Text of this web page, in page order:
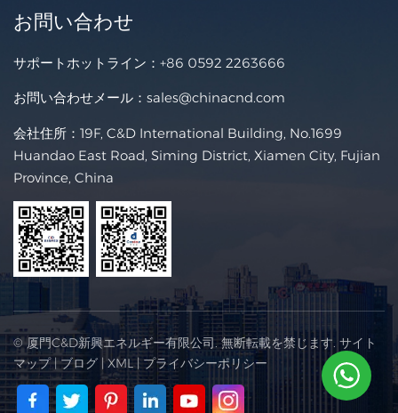
お問い合わせ
サポートホットライン： +86 0592 2263666
お問い合わせメール： sales@chinacnd.com
会社住所：19F, C&D International Building, No.1699
Huandao East Road, Siming District, Xiamen City, Fujian
Province, China
© 厦門C&D新興エネルギー有限公司. 無断転載を禁じます. サイト
マップ|ブログ |XML|プライバシーポリシー